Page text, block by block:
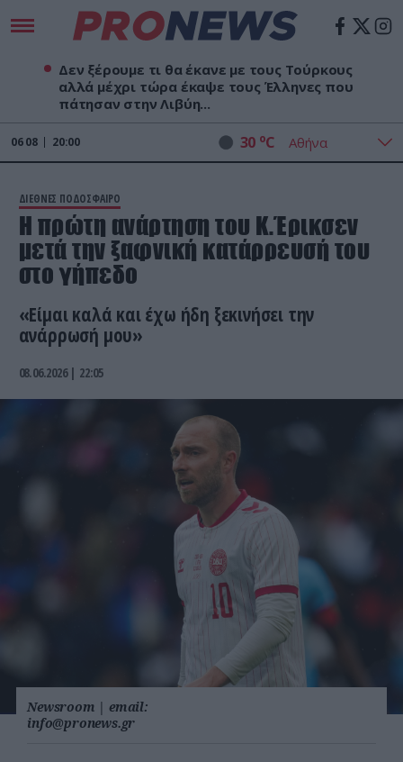
Δεν ξέρουμε τι θα έκανε με τους Τούρκους
αλλά μέχρι τώρα έκαψε τους Έλληνες που
πάτησαν στην Λιβύη...
06 08 20:00 30 oC
ΔΙΕΘΝΕΣ ΠΟΔΟΣΦΑΙΡΟ
Η πρώτη ανάρτηση του Κ.Έρικσεν
μετά την ξαφνική κατάρρευσή του
στο γήπεδο
«Είμαι καλά και έχω ήδη ξεκινήσει την
ανάρρωσή μου»
08.06.2026 | 22:05
Newsroom | email:
info@pronews.gr